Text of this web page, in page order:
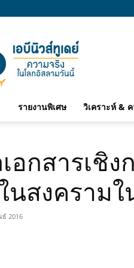
abnewstoday
รายงานพิเศษ วิเคราะห์ &
อกสารเชิ
นสงคราม
2016